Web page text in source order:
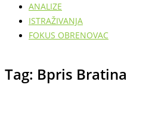
ANALIZE
ISTRAŽIVANJA
FOKUS OBRENOVAC
Tag: Bpris Bratina